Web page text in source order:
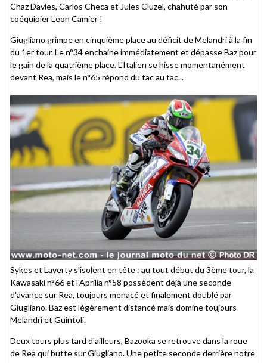
Chaz Davies, Carlos Checa et Jules Cluzel, chahuté par son
coéquipier Leon Camier !
Giugliano grimpe en cinquième place au déficit de Melandri à la fin
du 1er tour. Le n°34 enchaine immédiatement et dépasse Baz pour
le gain de la quatrième place. L'Italien se hisse momentanément
devant Rea, mais le n°65 répond du tac au tac...
Sykes et Laverty s'isolent en tête : au tout début du 3ème tour, la
Kawasaki n°66 et l'Aprilia n°58 possèdent déjà une seconde
d'avance sur Rea, toujours menacé et finalement doublé par
Giugliano. Baz est légèrement distancé mais domine toujours
Melandri et Guintoli.
Deux tours plus tard d'ailleurs, Bazooka se retrouve dans la roue
de Rea qui butte sur Giugliano. Une petite seconde derrière notre